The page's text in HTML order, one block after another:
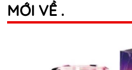
TIN TỨC & BLOG
MỚI VỀ .